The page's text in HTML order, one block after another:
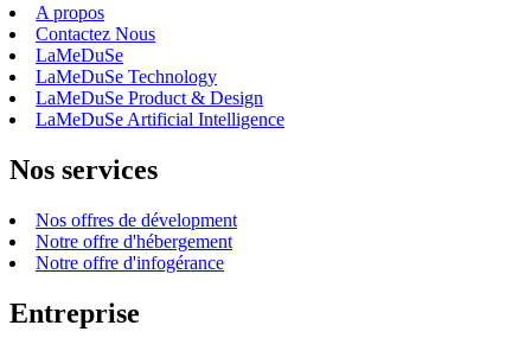
A propos
Contactez Nous
LaMeDuSe
LaMeDuSe Technology
LaMeDuSe Product & Design
LaMeDuSe Artificial Intelligence
Nos services
Nos offres de dévelopment
Notre offre d'hébergement
Notre offre d'infogérance
Entreprise